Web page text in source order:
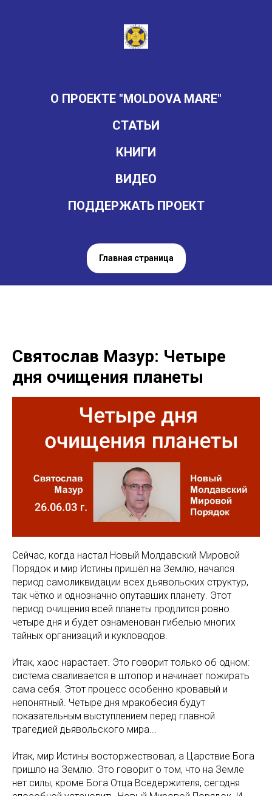
О ПРОЕКТЕ "MOLDOVA MARE"
СТАТЬИ
КНИГИ
ВИДЕО
ПОДДЕРЖАТЬ ПРОЕКТ
Главная страница
Святослав Мазур: Четыре
дня очищения планеты
Сейчас, когда настал Новый Молдавский Мировой
Порядок и мир Истины пришёл на Землю, начался
период самоликвидации всех дьявольских структур,
так чётко и однозначно опутавших планету. Этот
период очищения всей планеты продлится ровно
четыре дня и будет ознаменован гибелью многих
тайных организаций и кукловодов.
Итак, хаос нарастает. Это говорит только об одном:
система сваливается в штопор и начинает пожирать
сама себя. Этот процесс особенно кровавый и
непонятный. Четыре дня мракобесия будут
показательным выступлением перед главной
трагедией дьявольского мира...
Итак, мир Истины восторжествовал, а Царствие Бога
пришло на Землю. Это говорит о том, что на Земле
нет силы, кроме Бога Отца Вседержителя, сегодня